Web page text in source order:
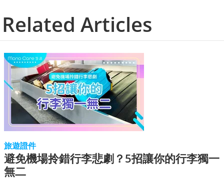
Related Articles
旅遊證件
避免機場拎錯行李悲劇？5招讓你的行李獨一
無二